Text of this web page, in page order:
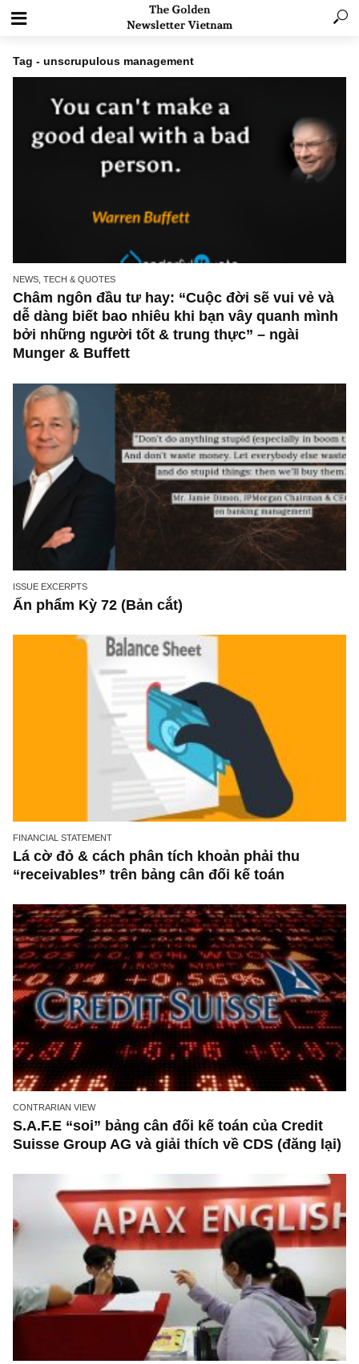
Tag - unscrupulous management
NEWS, TECH & QUOTES
Châm ngôn đầu tư hay: “Cuộc đời sẽ vui vẻ
dễ dàng biết bao nhiêu khi bạn vây quanh
Munger & Buffett
Ấn phẩm Kỳ 72 (Bản cắt)
FINANCIAL STATEMENT
Lá cờ đỏ & cách phân tích khoản phải thu
“receivables” trên bảng cân đối kế toán
CONTRARIAN VIEW
S.A.F.E “soi” bảng cân đối kế toán của Credit
Suisse Group AG và giải thích về CDS (đăng